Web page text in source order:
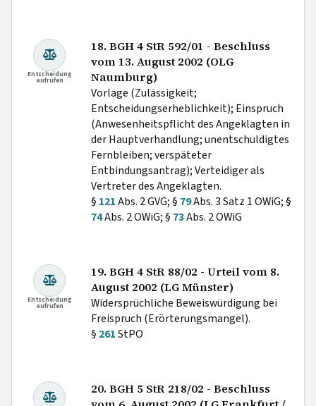
Entscheidung
aufrufen
18. BGH 4 StR 592/01 - Beschluss
vom 13. August 2002 (OLG
Naumburg)
Vorlage (Zulässigkeit;
Entscheidungserheblichkeit); Einspruch
(Anwesenheitspflicht des Angeklagten in
der Hauptverhandlung; unentschuldigtes
Fernbleiben; verspäteter
Entbindungsantrag); Verteidiger als
Vertreter des Angeklagten.
§ 121Abs. 2 GVG; § 79Abs. 3 Satz 1 OWiG; §
74Abs. 2 OWiG; § 73Abs. 2 OWiG
Entscheidung
aufrufen
19. BGH 4 StR 88/02 - Urteil vom 8.
August 2002 (LG Münster)
Widersprüchliche Beweiswürdigung bei
Freispruch (Erörterungsmangel).
§ 261StPO
20. BGH 5 StR 218/02 - Beschluss